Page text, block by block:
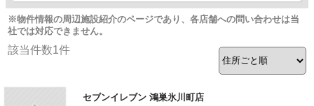
※物件情報の周辺施設紹介のページであり、各店舗への問い合わせは当
社では対応できません。
該当件数1件
セブンイレブン 鴻巣氷川町店